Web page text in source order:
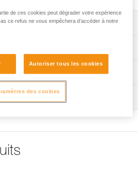
de ces cookies peut dégrader votre expérience
ce refus ne vous empêchera d’accéder à notre
Autoriser tous les cookies
des cookies